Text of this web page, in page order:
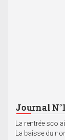
Journal
La rentrée
La baisse du